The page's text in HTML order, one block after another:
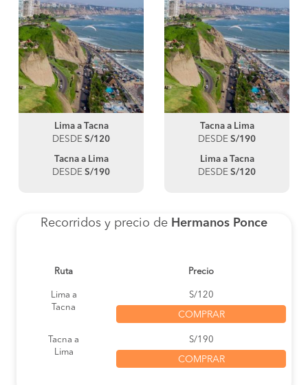
Lima a Tacna
DESDE S/120
Tacna a Lima
DESDE S/190
Tacna a Lima
DESDE S/190
Lima a Tacna
DESDE S/120
Recorridos y precio de Hermanos Ponce
Ruta Precio
Lima a
Tacna
S/120
COMPRAR
Tacna a
Lima
S/190
COMPRAR